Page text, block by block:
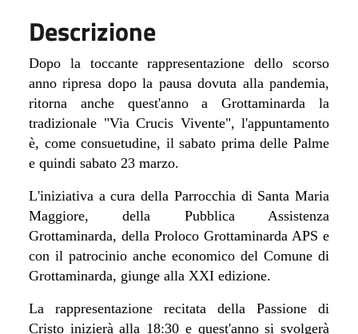
Descrizione
Dopo la toccante rappresentazione dello scorso
anno ripresa dopo la pausa dovuta alla pandemia,
ritorna anche quest'anno a Grottaminarda la
tradizionale "Via Crucis Vivente", l'appuntamento
è, come consuetudine, il sabato prima delle Palme
e quindi sabato 23 marzo.
L'iniziativa a cura della Parrocchia di Santa Maria
Maggiore, della Pubblica Assistenza
Grottaminarda, della Proloco Grottaminarda APS e
con il patrocinio anche economico del Comune di
Grottaminarda, giunge alla XXI edizione.
La rappresentazione recitata della Passione di
Cristo inizierà alla 18:30 e quest'anno si svolgerà